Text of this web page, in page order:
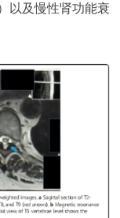
以及慢性肾功能衰